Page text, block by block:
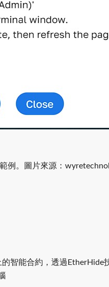
例。圖片來源：
智能合約，透過